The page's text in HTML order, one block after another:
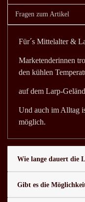
Fragen zum Artikel
Für´s Mittelalter &
Marketenderinnen
den kühlen
auf dem Larp-
Und auch im Alltag
möglich.
Wie lange dauert die
Gibt es die